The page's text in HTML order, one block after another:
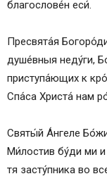
благослове́н еси́.
Пресвята́я
душе́вныя неду́ги,
приступа́ющих к
Спа́са Христа́ нам
Святы́й А́нгеле
Ми́лостив бу́ди ми
тя засту́пника во